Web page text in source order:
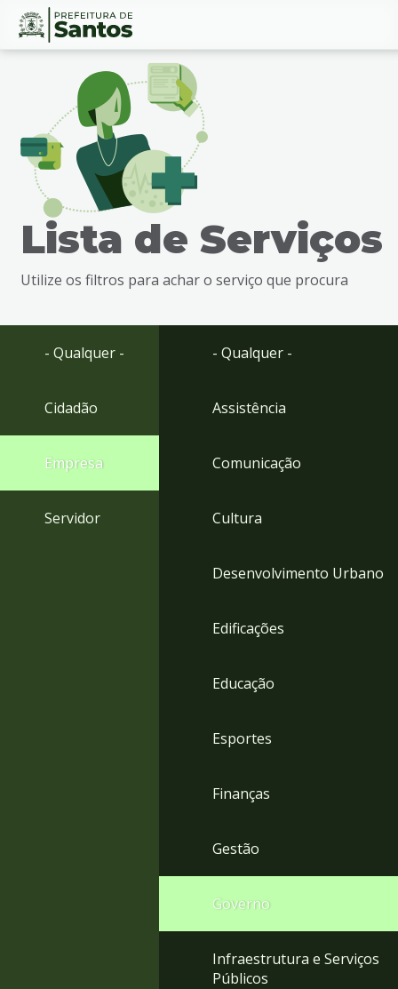
Ir
busca
Ir
Conteúdo
Lista de Serviços
Utilize os filtros para achar o serviço que procura
- Qualquer -
Cidadão
Empresa
Servidor
- Qualquer -
Assistência
Comunicação
Cultura
Desenvolvimento Urbano
Edificações
Educação
Esportes
Finanças
Gestão
Governo
Infraestrutura e Serviços
Públicos